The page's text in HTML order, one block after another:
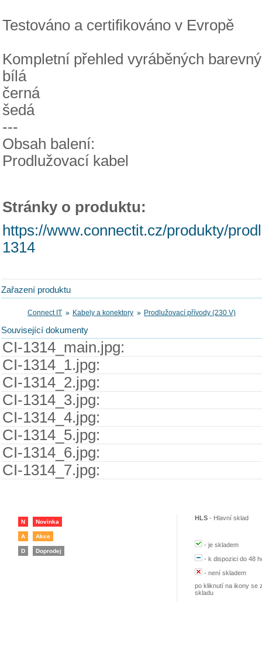
Testováno a certifikováno v Evropě
Kompletní přehled vyráběných
bílá
černá
šedá
---
Obsah balení:
Prodlužovací kabel
Stránky o produktu:
https://www.connectit.cz/produkty/
1314
Zařazení produktu
Connect IT Kabely a konektory Prodlužovací přívody (230 V)
Související dokumenty
CI-1314_main.jpg:
CI-1314_1.jpg:
CI-1314_2.jpg:
CI-1314_3.jpg:
CI-1314_4.jpg:
CI-1314_5.jpg:
CI-1314_6.jpg:
CI-1314_7.jpg:
N Novinka
A Akce
D Doprodej
HLS - Hlavní sklad
-je skladem
-k dispozici do 48
-není skladem
po kliknutí na ikony se
skladu